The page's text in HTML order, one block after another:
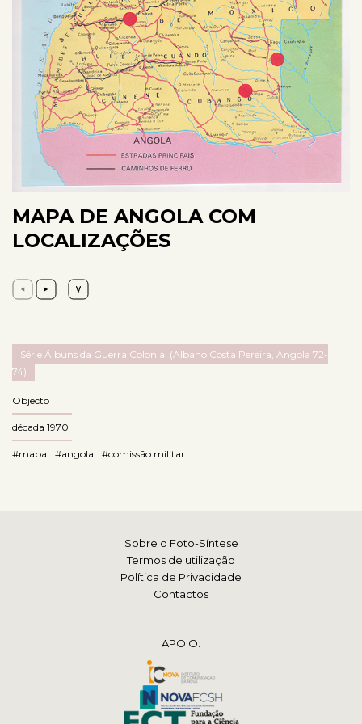
MAPA DE ANGOLA COM
LOCALIZAÇÕES
Série Álbuns da Guerra Colonial (Albano Costa Pereira, Angola 72-
74)
Objecto
década 1970
#mapa #angola #comissão militar
Sobre o Foto-Síntese
Termos de utilização
Política de Privacidade
Contactos
APOIO: